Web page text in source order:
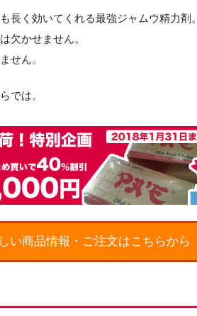
長く効いてくれる最強ジャムウ精力剤。
欠かせません。
せん。
では。
い商品情報・ご注文はこちらから